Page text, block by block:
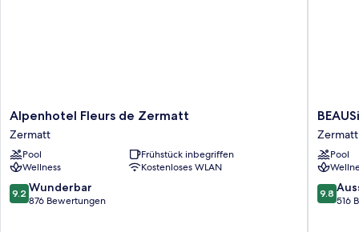
Alpenhotel
Fleurs
de
Zermatt
Zermatt
Alpenhotel Fleurs de Zermatt
Zermatt
Pool
Frühstück inbegriffen
Wellness
Kostenloses WLAN
9.2
von
9.2 Wunderbar
876 Bewertungen
Zermatt
Zermatt
Zermatt
Pool
9.8
von
9.8
516